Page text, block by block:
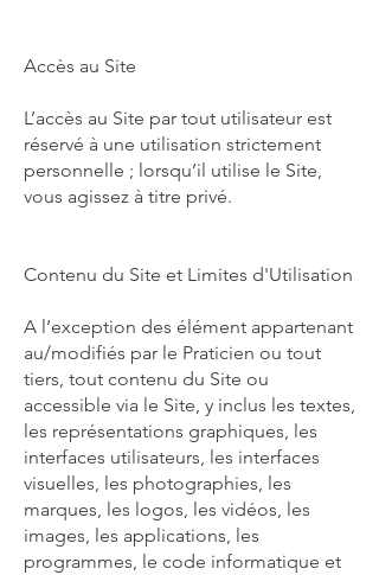
Accès au Site
L’accès au Site par tout utilisateur est
réservé à une utilisation strictement
personnelle ; lorsqu’il utilise le Site,
vous agissez à titre privé.
Contenu du Site et Limites d'Utilisation
A l’exception des élément appartenant
au/modifiés par le Praticien ou tout
tiers, tout contenu du Site ou
accessible via le Site, y inclus les textes,
les représentations graphiques, les
interfaces utilisateurs, les interfaces
visuelles, les photographies, les
marques, les logos, les vidéos, les
images, les applications, les
programmes, le code informatique et